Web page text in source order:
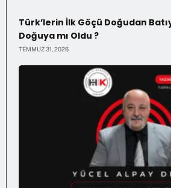
Türk’lerin İlk Göçü Doğudan
Doğuya mı Oldu ?
TEMMUZ 31, 2026